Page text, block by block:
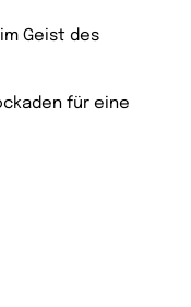
Geist des
für eine